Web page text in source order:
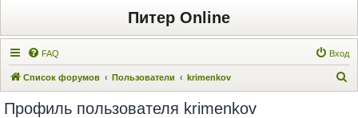
Питер Online
FAQ Вход
Список форумов Пользователи krimenkov
Профиль пользователя krimenkov